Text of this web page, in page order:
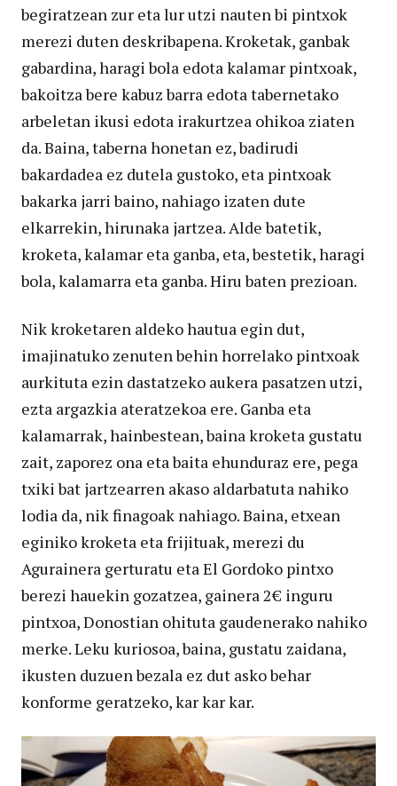
begiratzean zur eta lur utzi nauten bi pintxok
merezi duten deskribapena. Kroketak, ganbak
gabardina, haragi bola edota kalamar pintxoak,
bakoitza bere kabuz barra edota tabernetako
arbeletan ikusi edota irakurtzea ohikoa ziaten
da. Baina, taberna honetan ez, badirudi
bakardadea ez dutela gustoko, eta pintxoak
bakarka jarri baino, nahiago izaten dute
elkarrekin, hirunaka jartzea. Alde batetik,
kroketa, kalamar eta ganba, eta, bestetik, haragi
bola, kalamarra eta ganba. Hiru baten prezioan.
Nik kroketaren aldeko hautua egin dut,
imajinatuko zenuten behin horrelako pintxoak
aurkituta ezin dastatzeko aukera pasatzen utzi,
ezta argazkia ateratzekoa ere. Ganba eta
kalamarrak, hainbestean, baina kroketa gustatu
zait, zaporez ona eta baita ehunduraz ere, pega
txiki bat jartzearren akaso aldarbatuta nahiko
lodia da, nik finagoak nahiago. Baina, etxean
eginiko kroketa eta frijituak, merezi du
Agurainera gerturatu eta El Gordoko pintxo
berezi hauekin gozatzea, gainera 2€ inguru
pintxoa, Donostian ohituta gaudenerako nahiko
merke. Leku kuriosoa, baina, gustatu zaidana,
ikusten duzuen bezala ez dut asko behar
konforme geratzeko, kar kar kar.